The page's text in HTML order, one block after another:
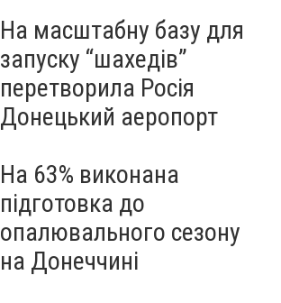
На масштабну базу для
запуску “шахедів”
перетворила Росія
Донецький аеропорт
На 63% виконана
підготовка до
опалювального сезону
на Донеччині